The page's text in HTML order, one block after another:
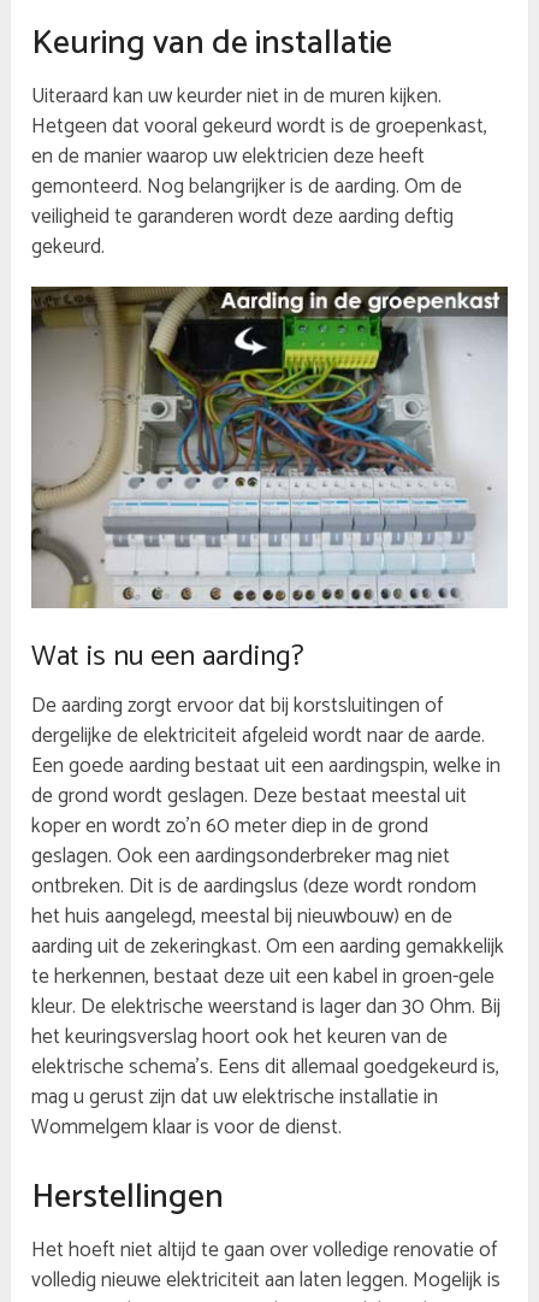
Keuring van de installatie
Uiteraard kan uw keurder niet in de muren kijken.
Hetgeen dat vooral gekeurd wordt is de groepenkast,
en de manier waarop uw elektricien deze heeft
gemonteerd. Nog belangrijker is de aarding. Om de
veiligheid te garanderen wordt deze aarding deftig
gekeurd.
Wat is nu een aarding?
De aarding zorgt ervoor dat bij korstsluitingen of
dergelijke de elektriciteit afgeleid wordt naar de aarde.
Een goede aarding bestaat uit een aardingspin, welke in
de grond wordt geslagen. Deze bestaat meestal uit
koper en wordt zo’n 60 meter diep in de grond
geslagen. Ook een aardingsonderbreker mag niet
ontbreken. Dit is de aardingslus (deze wordt rondom
het huis aangelegd, meestal bij nieuwbouw) en de
aarding uit de zekeringkast. Om een aarding gemakkelijk
te herkennen, bestaat deze uit een kabel in groen-gele
kleur. De elektrische weerstand is lager dan 30 Ohm. Bij
het keuringsverslag hoort ook het keuren van de
elektrische schema’s. Eens dit allemaal goedgekeurd is,
mag u gerust zijn dat uw elektrische installatie in
Wommelgem klaar is voor de dienst.
Herstellingen
Het hoeft niet altijd te gaan over volledige renovatie of
volledig nieuwe elektriciteit aan laten leggen. Mogelijk is